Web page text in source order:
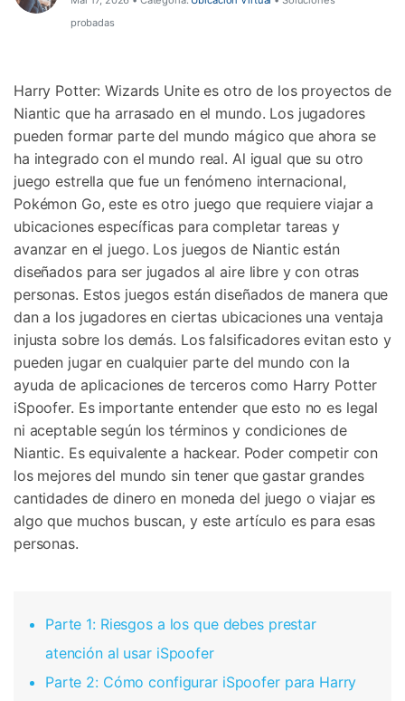
Protección del Móvil
probadas
Harry Potter: Wizards Unite es otro de los proyectos de
Niantic que ha arrasado en el mundo. Los jugadores
pueden formar parte del mundo mágico que ahora se
ha integrado con el mundo real. Al igual que su otro
juego estrella que fue un fenómeno internacional,
Pokémon Go, este es otro juego que requiere viajar a
ubicaciones específicas para completar tareas y
avanzar en el juego. Los juegos de Niantic están
diseñados para ser jugados al aire libre y con otras
personas. Estos juegos están diseñados de manera que
dan a los jugadores en ciertas ubicaciones una ventaja
injusta sobre los demás. Los falsificadores evitan esto y
pueden jugar en cualquier parte del mundo con la
ayuda de aplicaciones de terceros como Harry Potter
iSpoofer. Es importante entender que esto no es legal
ni aceptable según los términos y condiciones de
Niantic. Es equivalente a hackear. Poder competir con
los mejores del mundo sin tener que gastar grandes
cantidades de dinero en moneda del juego o viajar es
algo que muchos buscan, y este artículo es para esas
personas.
Parte 1: Riesgos a los que debes prestar
atención al usar iSpoofer
Parte 2: Cómo configurar iSpoofer para Harry